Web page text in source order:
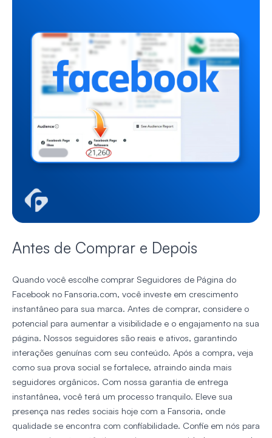
Antes de Comprar e Depois
Quando você escolhe comprar Seguidores de Página do
Facebook no Fansoria.com, você investe em crescimento
instantâneo para sua marca. Antes de comprar, considere o
potencial para aumentar a visibilidade e o engajamento na sua
página. Nossos seguidores são reais e ativos, garantindo
interações genuínas com seu conteúdo. Após a compra, veja
como sua prova social se fortalece, atraindo ainda mais
seguidores orgânicos. Com nossa garantia de entrega
instantânea, você terá um processo tranquilo. Eleve sua
presença nas redes sociais hoje com a Fansoria, onde
qualidade se encontra com confiabilidade. Confie em nós para